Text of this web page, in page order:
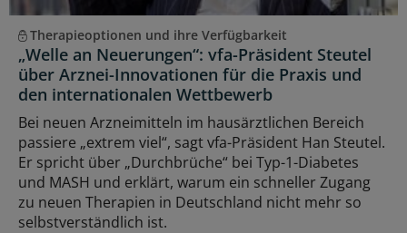
Therapieoptionen und ihre Verfügbarkeit
„Welle an Neuerungen“: vfa-Präsident Steutel
über Arznei-Innovationen für die Praxis und
den internationalen Wettbewerb
Bei neuen Arzneimitteln im hausärztlichen Bereich
passiere „extrem viel“, sagt vfa-Präsident Han Steutel.
Er spricht über „Durchbrüche“ bei Typ-1-Diabetes
und MASH und erklärt, warum ein schneller Zugang
zu neuen Therapien in Deutschland nicht mehr so
selbstverständlich ist.